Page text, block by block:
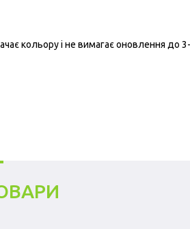
кольору і не вимагає оновлення до 3-